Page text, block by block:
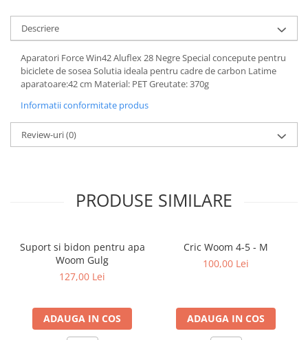
Descriere
Aparatori Force Win42 Aluflex 28 Negre Special concepute pentru
biciclete de sosea Solutia ideala pentru cadre de carbon Latime
aparatoare:42 cm Material: PET Greutate: 370g
Informatii conformitate produs
Review-uri(0)
PRODUSE SIMILARE
Suport si bidon pentru apa
Woom Gulg
127,00 Lei
ADAUGA IN COS
Cric Woom 4-5 - M
100,00 Lei
ADAUGA IN COS